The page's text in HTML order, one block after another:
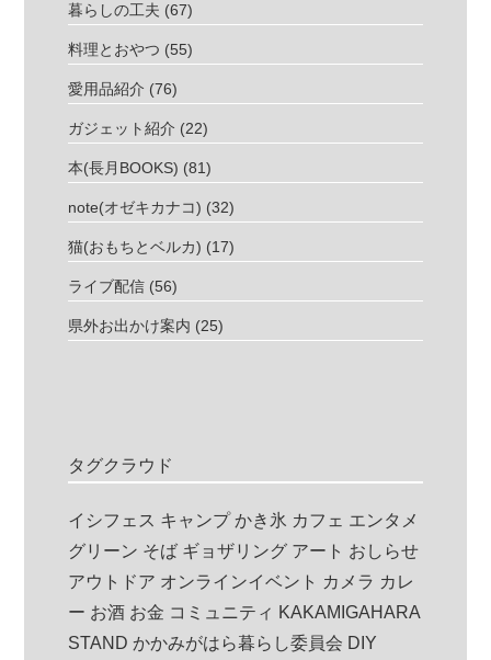
暮らしの工夫 (67)
料理とおやつ (55)
愛用品紹介 (76)
ガジェット紹介 (22)
本(長月BOOKS) (81)
note(オゼキカナコ) (32)
猫(おもちとベルカ) (17)
ライブ配信 (56)
県外お出かけ案内 (25)
タグクラウド
イシフェス キャンプ かき氷 カフェ エンタメ
グリーン そば ギョザリング アート おしらせ
アウトドア オンラインイベント カメラ カレ
ー お酒 お金 コミュニティ KAKAMIGAHARA
STAND かかみがはら暮らし委員会 DIY